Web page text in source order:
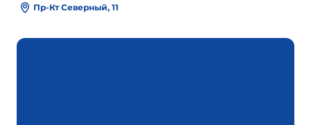
Пр-Кт Северный, 11